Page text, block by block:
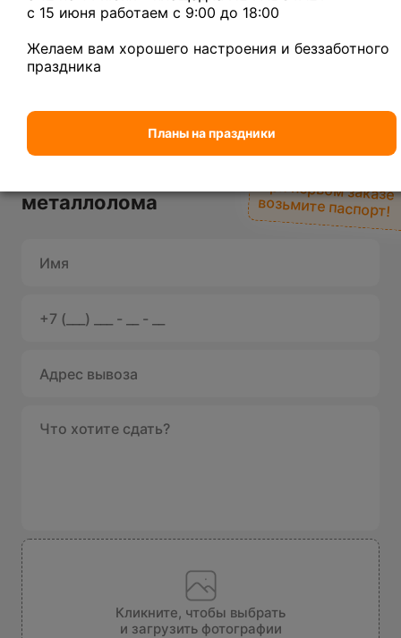
металлолома
При первом заказе
возьмите паспорт!
Кликните, чтобы выбрать
и загрузить фотографии
c 15 июня работаем с 9:00 до 18:00
Желаем вам хорошего настроения и беззаботного
праздника
Планы на праздники